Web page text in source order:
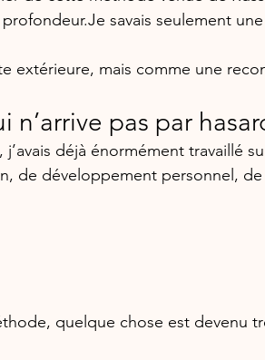
profondeur.Je savais seulement
extérieure, mais comme une
n’arrive pas par
déjà énormément travaillé
de développement personnel,
quelque chose est devenu